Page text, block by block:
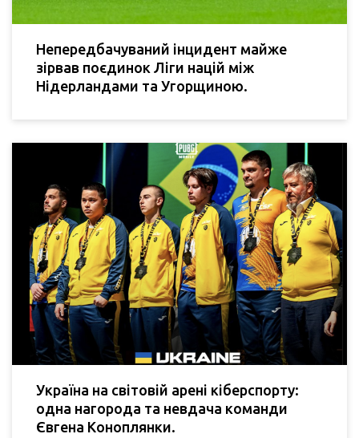
Непередбачуваний інцидент майже
зірвав поєдинок Ліги націй між
Нідерландами та Угорщиною.
Україна на світовій арені кіберспорту:
одна нагорода та невдача команди
Євгена Коноплянки.